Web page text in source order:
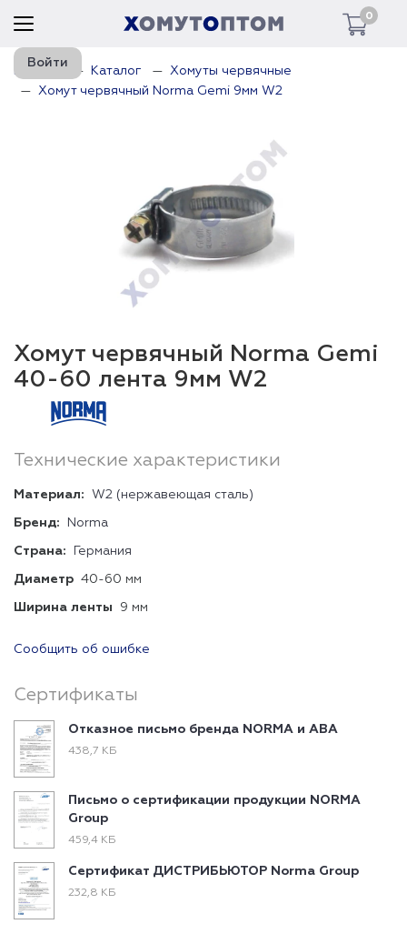
0
Войти
Главная Каталог
Хомуты червячные
Хомут червячный Norma Gemi 9мм W2
Хомут червячный Norma Gemi
40-60 лента 9мм W2
Технические характеристики
Материал: W2 (нержавеющая сталь)
Бренд: Norma
Страна: Германия
Диаметр 40-60 мм
Ширина ленты 9 мм
Сообщить об ошибке
Сертификаты
Отказное письмо бренда NORMA и ABA
438,7 КБ
Письмо о сертификации продукции NORMA
Group
459,4 КБ
Сертификат ДИСТРИБЬЮТОР Norma Group
232,8 КБ